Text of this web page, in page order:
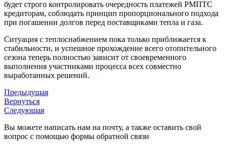
будет строго контролировать очередность платежей РМПТС
кредиторам, соблюдать принцип пропорционального подхода
при погашении долгов перед поставщиками тепла и газа.
Ситуация с теплоснабжением пока только приближается к
стабильности, и успешное прохождение всего отопительного
сезона теперь полностью зависит от своевременного
выполнения участниками процесса всех совместно
выработанных решений.
Предыдущая
Вернуться
Следующая
Вы можете написать нам на почту, а также оставить свой
вопрос с помощью формы обратной связи